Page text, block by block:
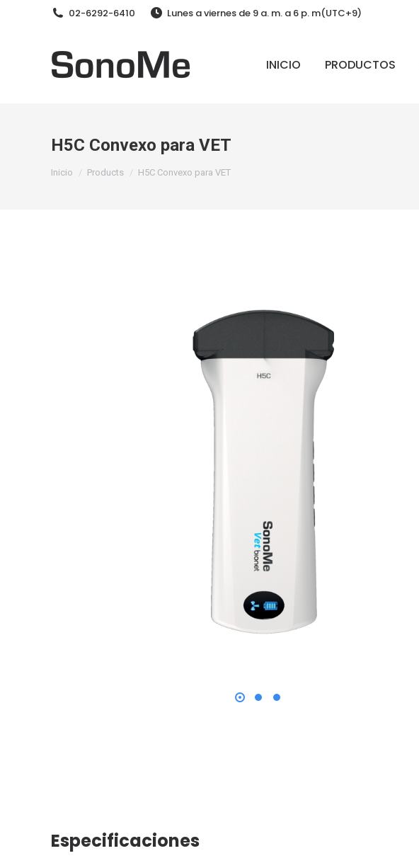
02-6292-6410 Lunes a viernes de 9 a. m. a 6 p. m(UTC+9)
INICIO PRODUCTOS
H5C Convexo para VET
Estás aquí:
Inicio Products H5C Convexo para VET
Especificaciones